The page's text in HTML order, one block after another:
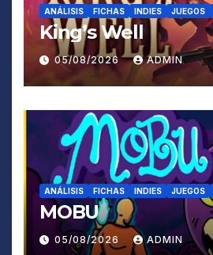
ANÁLISIS FICHAS INDIES JUEGOS
King’s Well
05/08/2026 ADMIN
ANÁLISIS FICHAS INDIES JUEGOS
MOBU
05/08/2026 ADMIN